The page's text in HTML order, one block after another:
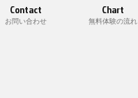
Contact
お問い合わせ
Chart
無料体験の流れ